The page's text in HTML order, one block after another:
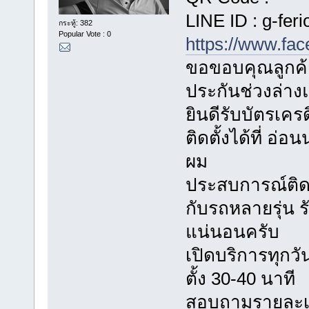
กระทู้: 382
Popular Vote : 0
LINE ID : g-
https://
ขอขอบคุณลูกค้
ประกันช่วงล่า
ยินดีรับบัตรเค
ติดตั้งได้ที่ อ่อน
ผม
ประสบการณ์ติ
กับรถหลายรุ่น
แน่นอนครับ
เปิดบริการทุกวั
ตั้ง 30-40 นาที
สอบถามรายละ